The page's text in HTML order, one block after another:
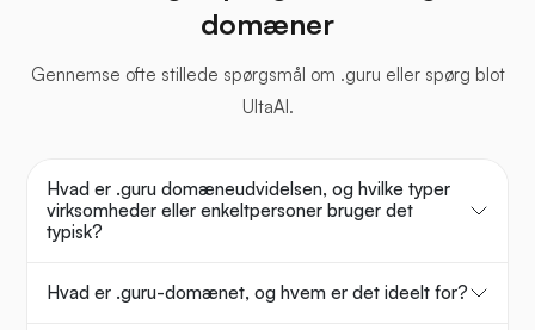
domæner
Gennemse ofte stillede spørgsmål om .guru eller spørg blot
UltaAI.
Hvad er .guru domæneudvidelsen, og hvilke typer
virksomheder eller enkeltpersoner bruger det
typisk?
Hvad er .guru-domænet, og hvem er det ideelt for?